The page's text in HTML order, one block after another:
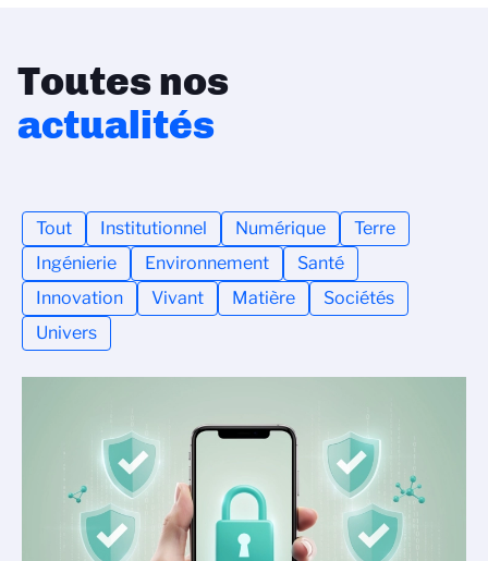
Toutes nos
actualités
Tout Institutionnel Numérique
Terre
Ingénierie
Environnement
Santé
Innovation
Vivant Matière
Sociétés
Univers